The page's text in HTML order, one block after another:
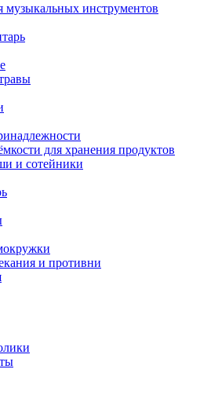
музыкальных инструментов
для хранения продуктов
и сотейники
и противни